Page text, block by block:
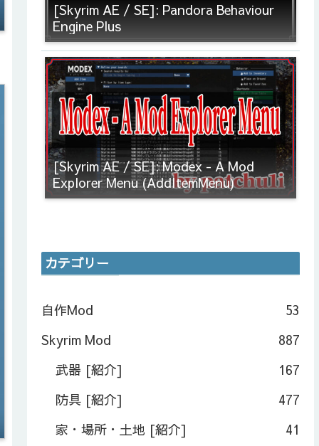
[Skyrim AE / SE]: Pandora Behaviour
Engine Plus
[Skyrim AE / SE]: Modex - A Mod
Explorer Menu (AddItemMenu)
カテゴリー
自作Mod
53
Skyrim Mod
887
武器 [紹介]
167
防具 [紹介]
477
家・場所・土地 [紹介]
41